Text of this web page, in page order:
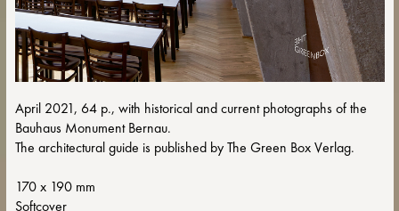
April 2021, 64 p., with historical and current photographs of the
Bauhaus Monument Bernau.
The architectural guide is published by The Green Box Verlag.
170 x 190 mm
Softcover